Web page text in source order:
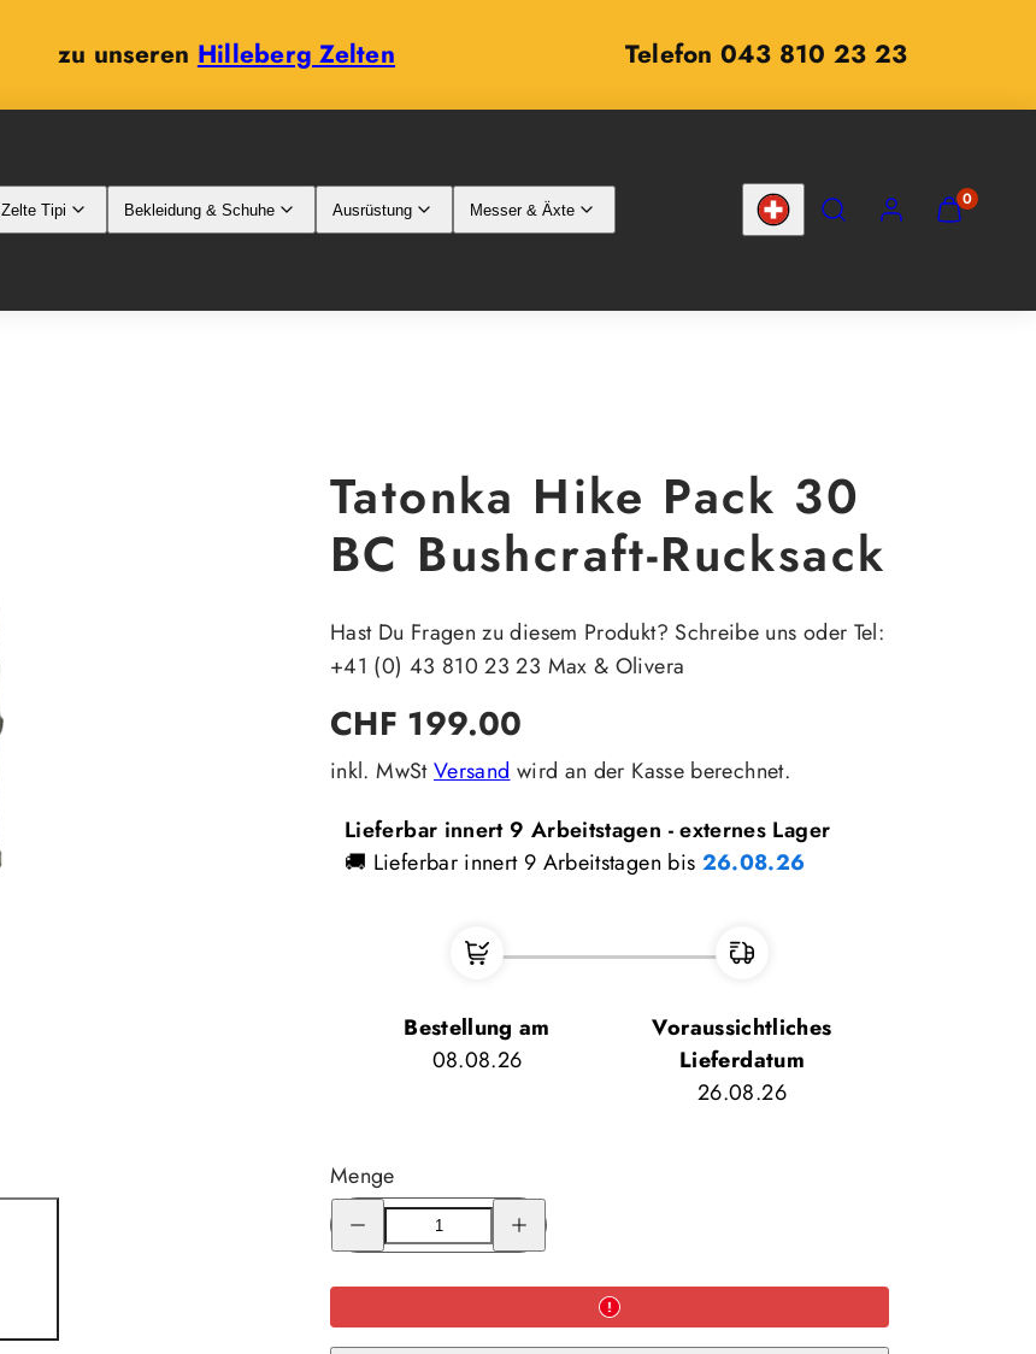
zu unseren Hilleberg Zelten Telefon 043 810 23 23
Zelte Tipi Bekleidung & Schuhe Ausrüstung Messer & Äxte Land/Region
SUCHEN
MEINEN
)
0
Tatonka Hike Pack 30
BC Bushcraft-Rucksack
Hast Du Fragen zu diesem Produkt? Schreibe uns oder Tel:
+41 (0) 43 810 23 23 Max & Olivera
Regulärer
CHF 199.00
inkl. MwStVersand wird an der Kasse berechnet.
Lieferbar innert 9 Arbeitstagen - externes Lager
🚚 Lieferbar innert 9 Arbeitstagen bis 26.08.26
Bestellung am
08.08.26
Voraussichtliches
Lieferdatum
26.08.26
Menge
Menge
für
Tatonka
Pack
für
Tatonka
Pack